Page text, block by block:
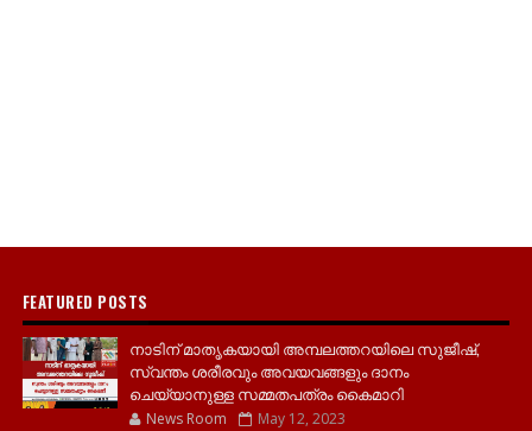
FEATURED POSTS
നാടിന് മാതൃകയായി അമ്പലത്തറയിലെ സുജീഷ്,
സ്വന്തം ശരീരവും അവയവങ്ങളും ദാനം
ചെയ്യാനുള്ള സമ്മതപത്രം കൈമാറി
News Room May 12, 2023